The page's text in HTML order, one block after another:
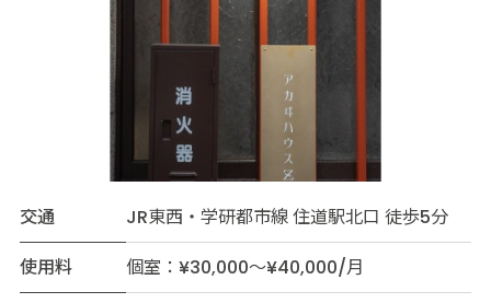
交通
JR東西・学研都市線 住道駅北口 徒歩5分
使用料
個室：¥30,000～¥40,000/月